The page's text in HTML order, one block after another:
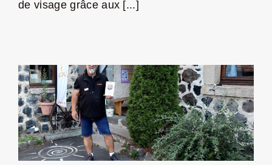
de visage grâce aux [...]